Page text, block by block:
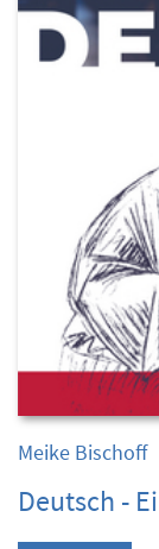
Meike Bischoff
Deutsch -